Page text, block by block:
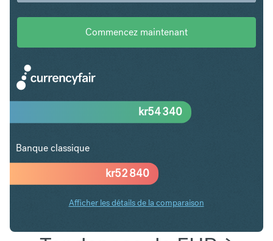
Commencez maintenant
kr52 840
kr54 340
Banque classique
Afficher les détails de la comparaison